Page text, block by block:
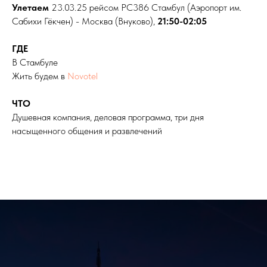
Улетаем 23.03.25 рейсом PC386 Стамбул (Аэропорт им.
Сабихи Гёкчен) - Москва (Внуково), 21:50-02:05
ГДЕ
В Стамбуле
Жить будем в Novotel
ЧТО
Душевная компания, деловая программа, три дня
насыщенного общения и развлечений